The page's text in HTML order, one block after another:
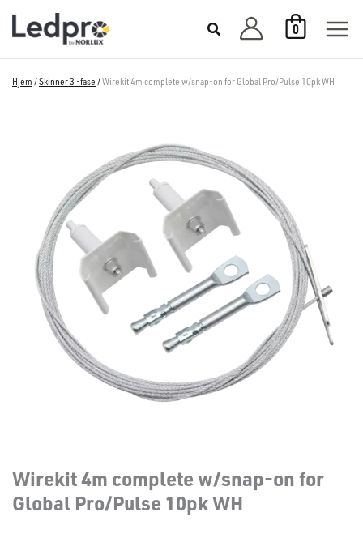
rett
0
Hjem /Skinner 3 -fase /Wirekit 4m complete w/snap-on for Global Pro/Pulse 10pk WH
Wirekit 4m complete w/snap-on for
Global Pro/Pulse 10pk WH